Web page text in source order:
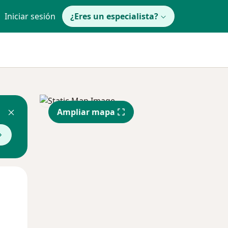
Iniciar sesión ¿Eres un especialista?
Ampliar mapa